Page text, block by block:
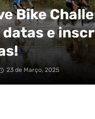
Bike
datas e
23 de Março, 2025